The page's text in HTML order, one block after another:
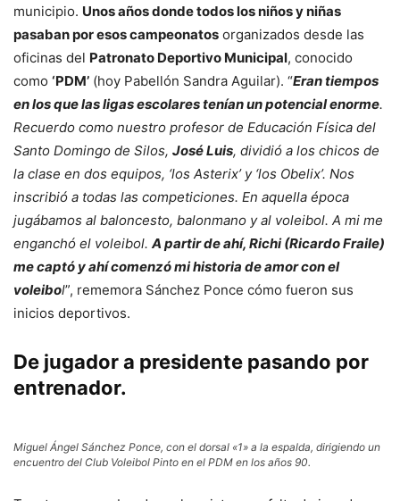
municipio. Unos años donde todos los niños y niñas
pasaban por esos campeonatos organizados desde las
oficinas del Patronato Deportivo Municipal, conocido
como ‘PDM’ (hoy Pabellón Sandra Aguilar). “Eran tiempos
en los que las ligas escolares tenían un potencial enorme.
Recuerdo como nuestro profesor de Educación Física del
Santo Domingo de Silos, José Luis, dividió a los chicos de
la clase en dos equipos, ‘los Asterix’ y ‘los Obelix’. Nos
inscribió a todas las competiciones. En aquella época
jugábamos al baloncesto, balonmano y al voleibol. A mi me
enganchó el voleibol. A partir de ahí, Richi (Ricardo Fraile)
me captó y ahí comenzó mi historia de amor con el
voleibol”, rememora Sánchez Ponce cómo fueron sus
inicios deportivos.
De jugador a presidente pasando por
entrenador.
Miguel Ángel Sánchez Ponce, con el dorsal «1» a la espalda, dirigiendo un
encuentro del Club Voleibol Pinto en el PDM en los años 90.